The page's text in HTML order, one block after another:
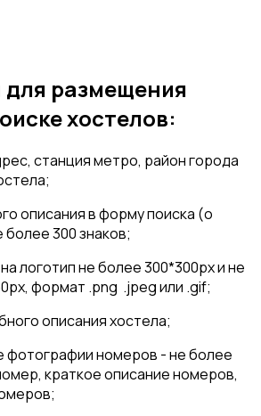
размещения
хостелов:
станция метро, район города
описания в форму поиска (о
300 знаков;
логотип не более 300*300px и не
формат .png .jpeg или .gif;
описания хостела;
фотографии номеров - не более
краткое описание номеров,